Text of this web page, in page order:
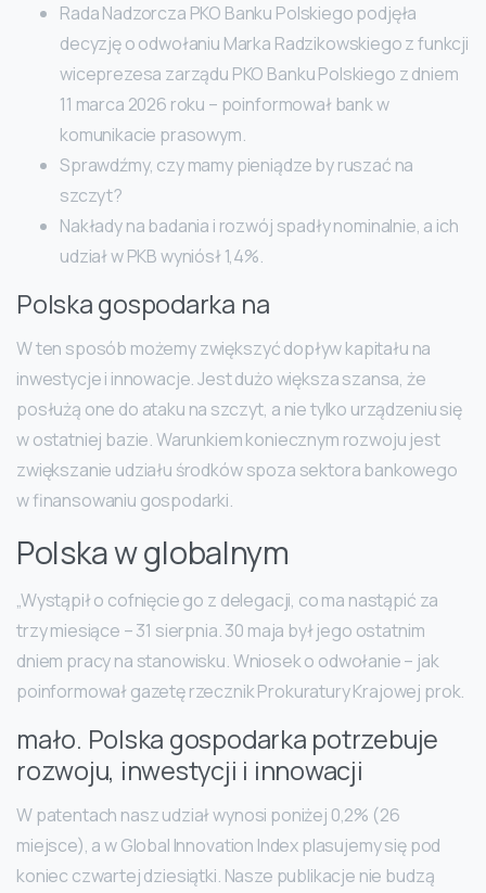
Rada Nadzorcza PKO Banku Polskiego podjęła
decyzję o odwołaniu Marka Radzikowskiego z funkcji
wiceprezesa zarządu PKO Banku Polskiego z dniem
11 marca 2026 roku – poinformował bank w
komunikacie prasowym.
Sprawdźmy, czy mamy pieniądze by ruszać na
szczyt?
Nakłady na badania i rozwój spadły nominalnie, a ich
udział w PKB wyniósł 1,4%.
Polska gospodarka na
W ten sposób możemy zwiększyć dopływ kapitału na
inwestycje i innowacje. Jest dużo większa szansa, że
posłużą one do ataku na szczyt, a nie tylko urządzeniu się
w ostatniej bazie. Warunkiem koniecznym rozwoju jest
zwiększanie udziału środków spoza sektora bankowego
w finansowaniu gospodarki.
Polska w globalnym
„Wystąpił o cofnięcie go z delegacji, co ma nastąpić za
trzy miesiące – 31 sierpnia. 30 maja był jego ostatnim
dniem pracy na stanowisku. Wniosek o odwołanie – jak
poinformował gazetę rzecznik Prokuratury Krajowej prok.
mało. Polska gospodarka potrzebuje
rozwoju, inwestycji i innowacji
W patentach nasz udział wynosi poniżej 0,2% (26
miejsce), a w Global Innovation Index plasujemy się pod
koniec czwartej dziesiątki. Nasze publikacje nie budzą